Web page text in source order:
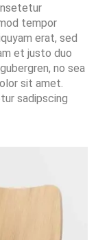
tempor
erat, sed
et justo duo
no sea
sit amet.
sadipscing